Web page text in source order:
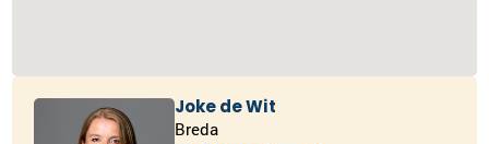
Joke de Wit
Breda